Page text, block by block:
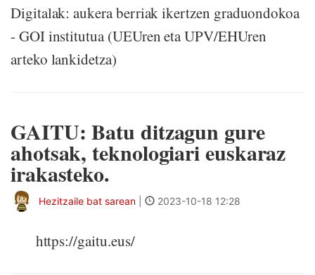
Digitalak: aukera berriak ikertzen graduondokoa
- GOI institutua (UEUren eta UPV/EHUren
arteko lankidetza)
GAITU: Batu ditzagun gure
ahotsak, teknologiari euskaraz
irakasteko.
Hezitzaile bat sarean 2023-10-18 12:28
https://gaitu.eus/